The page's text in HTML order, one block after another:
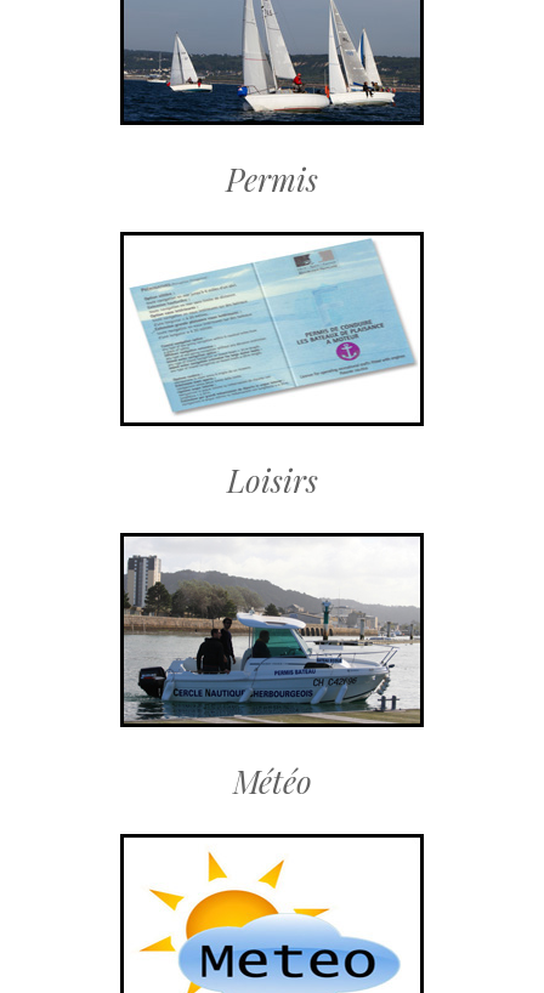
Permis
Loisirs
Météo